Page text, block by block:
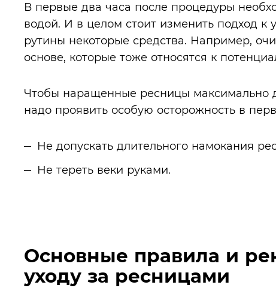
В первые два часа после процедуры
водой. И в целом стоит изменить подход
рутины некоторые средства. Например,
основе, которые тоже относятся к
Чтобы наращенные ресницы максимально
надо проявить особую осторожность в
Не допускать длительного намокания
Не тереть веки руками.
Основные правила и
уходу за ресницами